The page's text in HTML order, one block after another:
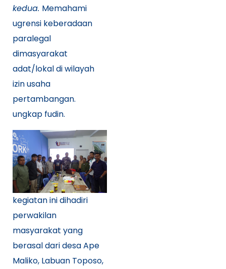
kedua. Memahami
ugrensi keberadaan
paralegal
dimasyarakat
adat/lokal di wilayah
izin usaha
pertambangan.
ungkap fudin.
kegiatan ini dihadiri
perwakilan
masyarakat yang
berasal dari desa Ape
Maliko, Labuan Toposo,